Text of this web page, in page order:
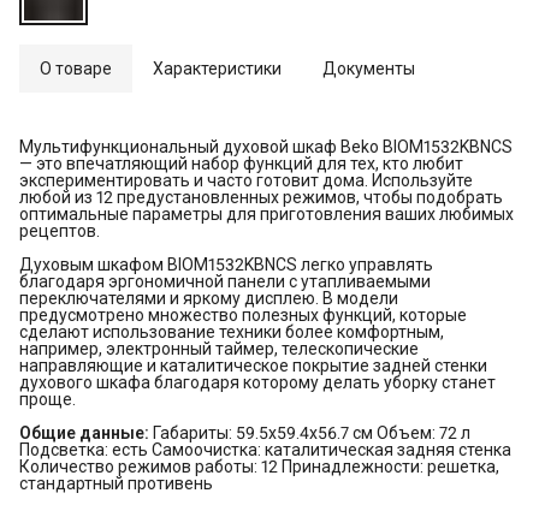
О товаре Характеристики Документы
Мультифункциональный духовой шкаф Beko BIOM1532KBNCS
— это впечатляющий набор функций для тех, кто любит
экспериментировать и часто готовит дома. Используйте
любой из 12 предустановленных режимов, чтобы подобрать
оптимальные параметры для приготовления ваших любимых
рецептов.
Духовым шкафом BIOM1532KBNCS легко управлять
благодаря эргономичной панели с утапливаемыми
переключателями и яркому дисплею. В модели
предусмотрено множество полезных функций, которые
сделают использование техники более комфортным,
например, электронный таймер, телескопические
направляющие и каталитическое покрытие задней стенки
духового шкафа благодаря которому делать уборку станет
проще.
Общие данные: Габариты: 59.5х59.4х56.7 см Объем: 72 л
Подсветка: есть Самоочистка: каталитическая задняя стенка
Количество режимов работы: 12 Принадлежности: решетка,
стандартный противень